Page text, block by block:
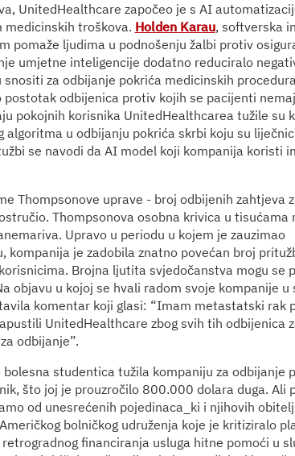
UnitedHealthcare započeo je s AI
medicinskih troškova. Holden Karau, softverska
pomaže ljudima u podnošenju žalbi protiv
umjetne inteligencije dodatno reduciralo
za odbijanje pokrića medicinskih
odbijenica protiv kojih se pacijenti
pokojnih korisnika UnitedHealthcarea tužile su
algoritma u odbijanju pokrića skrbi koju su
se navodi da AI model koji kompanija koristi
Thompsonove uprave - broj odbijenih zahtjeva
Thompsonova osobna krivica u tisućama
Upravo u periodu u kojem je zauzimao
kompanija je zadobila znatno povećan broj
Brojna ljutita svjedočanstva mogu se
objavu u kojoj se hvali radom svoje kompanije u
komentar koji glasi: “Imam metastatski rak
UnitedHealthcare zbog svih tih odbijenica
odbijanje”.
studentica tužila kompaniju za odbijanje
što joj je prouzročilo 800.000 dolara duga. Ali
od unesrećenih pojedinaca_ki i njihovih
bolničkog udruženja koje je kritiziralo
financiranja usluga hitne pomoći u